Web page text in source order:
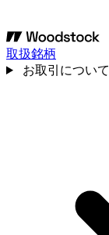
取扱銘柄
お取引について